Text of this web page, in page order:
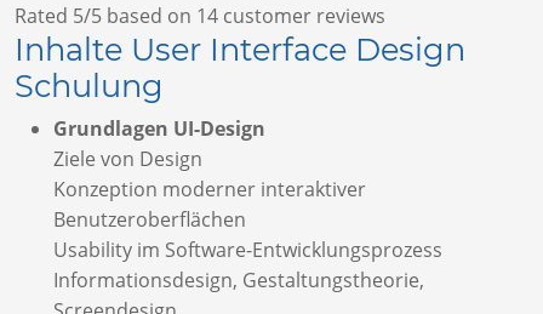
Rated 5/5 based on 14 customer reviews
Inhalte User Interface Design
Schulung
Grundlagen UI-Design
Ziele von Design
Konzeption moderner interaktiver
Benutzeroberflächen
Usability im Software-Entwicklungsprozess
Informationsdesign, Gestaltungstheorie,